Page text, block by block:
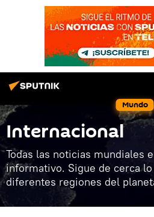
Mundo
Internacional
Todas las noticias mundiales
informativo. Sigue de cerca lo
diferentes regiones del